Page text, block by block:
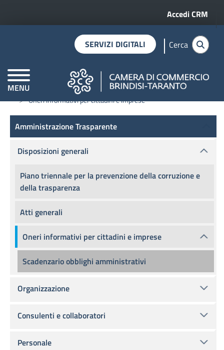
Menu
Accedi CRM
MENU
CAMERE DI COMMERCIO D'ITALIA
SERVIZI DIGITALI Cerca
Home Amministrazione trasparente
Disposizioni generali
Oneri informativi per cittadini e imprese
Amministrazione Trasparente
Amministrazione Trasparente
Disposizioni generali
Piano triennale per la prevenzione della corruzione e
della trasparenza
Atti generali
Oneri informativi per cittadini e imprese
Scadenzario obblighi amministrativi
Organizzazione
Consulenti e collaboratori
Personale